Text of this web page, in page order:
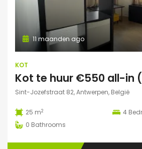
11 maanden ago
KOT
Sint-Jozefstraat 82, Antwerpen, België
25 m2 4
0 Bathrooms